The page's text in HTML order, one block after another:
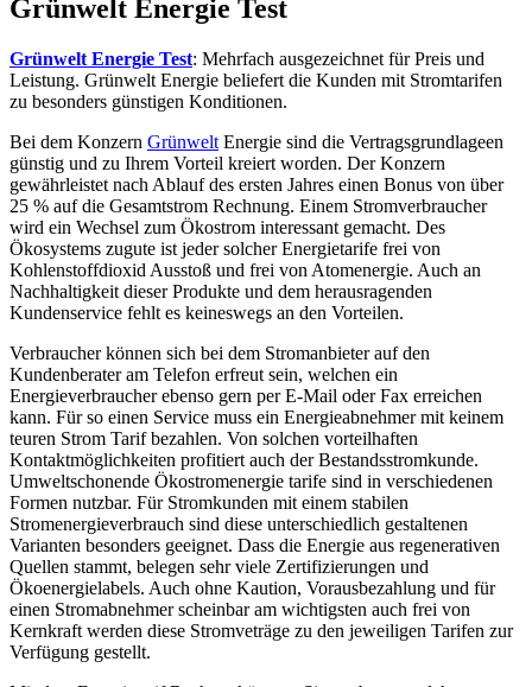
Grünwelt Energie Test
Grünwelt Energie Test: Mehrfach ausgezeichnet für Preis und
Leistung. Grünwelt Energie beliefert die Kunden mit Stromtarifen
zu besonders günstigen Konditionen.
Bei dem Konzern Grünwelt Energie sind die Vertragsgrundlageen
günstig und zu Ihrem Vorteil kreiert worden. Der Konzern
gewährleistet nach Ablauf des ersten Jahres einen Bonus von über
25 % auf die Gesamtstrom Rechnung. Einem Stromverbraucher
wird ein Wechsel zum Ökostrom interessant gemacht. Des
Ökosystems zugute ist jeder solcher Energietarife frei von
Kohlenstoffdioxid Ausstoß und frei von Atomenergie. Auch an
Nachhaltigkeit dieser Produkte und dem herausragenden
Kundenservice fehlt es keineswegs an den Vorteilen.
Verbraucher können sich bei dem Stromanbieter auf den
Kundenberater am Telefon erfreut sein, welchen ein
Energieverbraucher ebenso gern per E-Mail oder Fax erreichen
kann. Für so einen Service muss ein Energieabnehmer mit keinem
teuren Strom Tarif bezahlen. Von solchen vorteilhaften
Kontaktmöglichkeiten profitiert auch der Bestandsstromkunde.
Umweltschonende Ökostromenergie tarife sind in verschiedenen
Formen nutzbar. Für Stromkunden mit einem stabilen
Stromenergieverbrauch sind diese unterschiedlich gestaltenen
Varianten besonders geeignet. Dass die Energie aus regenerativen
Quellen stammt, belegen sehr viele Zertifizierungen und
Ökoenergielabels. Auch ohne Kaution, Vorausbezahlung und für
einen Stromabnehmer scheinbar am wichtigsten auch frei von
Kernkraft werden diese Stromveträge zu den jeweiligen Tarifen zur
Verfügung gestellt.